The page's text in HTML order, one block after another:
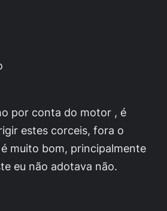
por conta do motor , é
estes corceis, fora o
muito bom, principalmente
eu não adotava não.